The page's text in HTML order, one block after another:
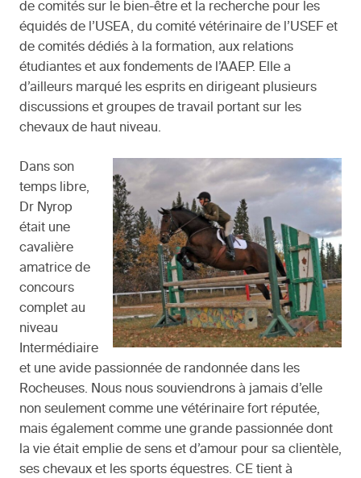
de comités sur le bien-être et la recherche pour les
équidés de l’USEA, du comité vétérinaire de l’USEF et
de comités dédiés à la formation, aux relations
étudiantes et aux fondements de l’AAEP. Elle a
d’ailleurs marqué les esprits en dirigeant plusieurs
discussions et groupes de travail portant sur les
chevaux de haut niveau.
Dans son
temps libre,
Dr Nyrop
était une
cavalière
amatrice de
concours
complet au
niveau
Intermédiaire
et une avide passionnée de randonnée dans les
Rocheuses. Nous nous souviendrons à jamais d’elle
non seulement comme une vétérinaire fort réputée,
mais également comme une grande passionnée dont
la vie était emplie de sens et d’amour pour sa clientèle,
ses chevaux et les sports équestres. CE tient à